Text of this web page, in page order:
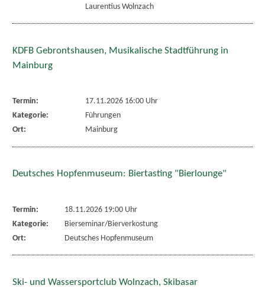
Laurentius Wolnzach
KDFB Gebrontshausen, Musikalische Stadtführung in
Mainburg
Termin:
17.11.2026 16:00 Uhr
Kategorie:
Führungen
Ort:
Mainburg
Deutsches Hopfenmuseum: Biertasting "Bierlounge"
Termin:
18.11.2026 19:00 Uhr
Kategorie:
Bierseminar/Bierverkostung
Ort:
Deutsches Hopfenmuseum
Ski- und Wassersportclub Wolnzach, Skibasar